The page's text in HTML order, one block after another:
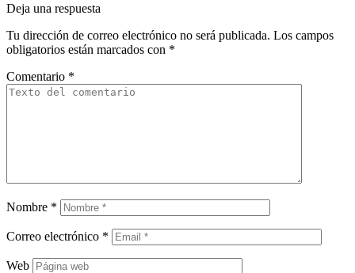
Deja una respuesta
Tu dirección de correo electrónico no será publicada. Los campos
obligatorios están marcados con *
Comentario *
Nombre *
Correo electrónico *
Web